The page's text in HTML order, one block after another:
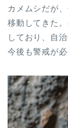
カメムシだが
移動してきた
しており、自
今後も警戒が